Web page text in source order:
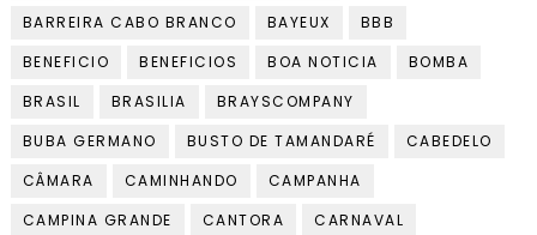
BARREIRA CABO BRANCO
BAYEUX
BBB
BENEFICIO
BENEFICIOS BOA NOTICIA
BOMBA
BRASIL
BRASILIA
BRAYSCOMPANY
BUBA GERMANO
BUSTO DE TAMANDARÉ
CABEDELO
CÂMARA
CAMINHANDO
CAMPANHA
CAMPINA GRANDE
CANTORA
CARNAVAL